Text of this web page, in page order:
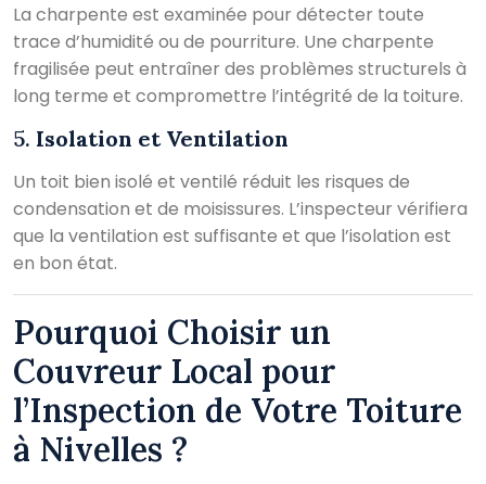
La charpente est examinée pour détecter toute
trace d’humidité ou de pourriture. Une charpente
fragilisée peut entraîner des problèmes structurels à
long terme et compromettre l’intégrité de la toiture.
5. Isolation et Ventilation
Un toit bien isolé et ventilé réduit les risques de
condensation et de moisissures. L’inspecteur vérifiera
que la ventilation est suffisante et que l’isolation est
en bon état.
Pourquoi Choisir un
Couvreur Local pour
l’Inspection de Votre Toiture
à Nivelles ?